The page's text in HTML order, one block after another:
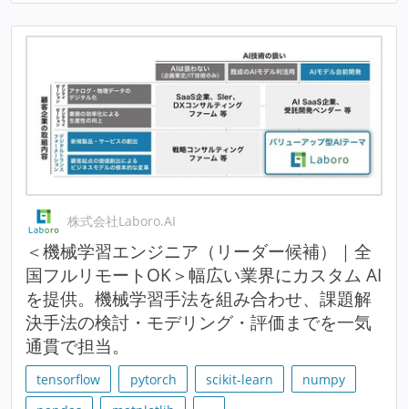
株式会社Laboro.AI
＜機械学習エンジニア（リーダー候補）｜全
国フルリモートOK＞幅広い業界にカスタム AI
を提供。機械学習手法を組み合わせ、課題解
決手法の検討・モデリング・評価までを一気
通貫で担当。
tensorflow pytorch scikit-learn
numpy